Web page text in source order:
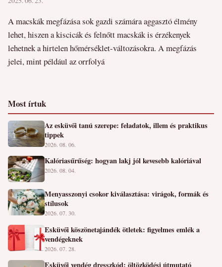
A macskák megfázása sok gazdi számára aggasztó élmény
lehet, hiszen a kiscicák és felnőtt macskák is érzékenyek
lehetnek a hirtelen hőmérséklet-változásokra. A megfázás
jelei, mint például az orrfolyá
Most írtuk
Az esküvői tanú szerepe: feladatok, illem és praktikus
tippek
2026. 08. 06.
Kalóriasűrűség: hogyan lakj jól kevesebb kalóriával
2026. 08. 04.
Menyasszonyi csokor kiválasztása: virágok, formák és
stílusok
2026. 07. 30.
Esküvői köszönetajándék ötletek: figyelmes emlék a
vendégeknek
2026. 07. 28.
Esküvői vendég dresszkód: öltözködési útmutató